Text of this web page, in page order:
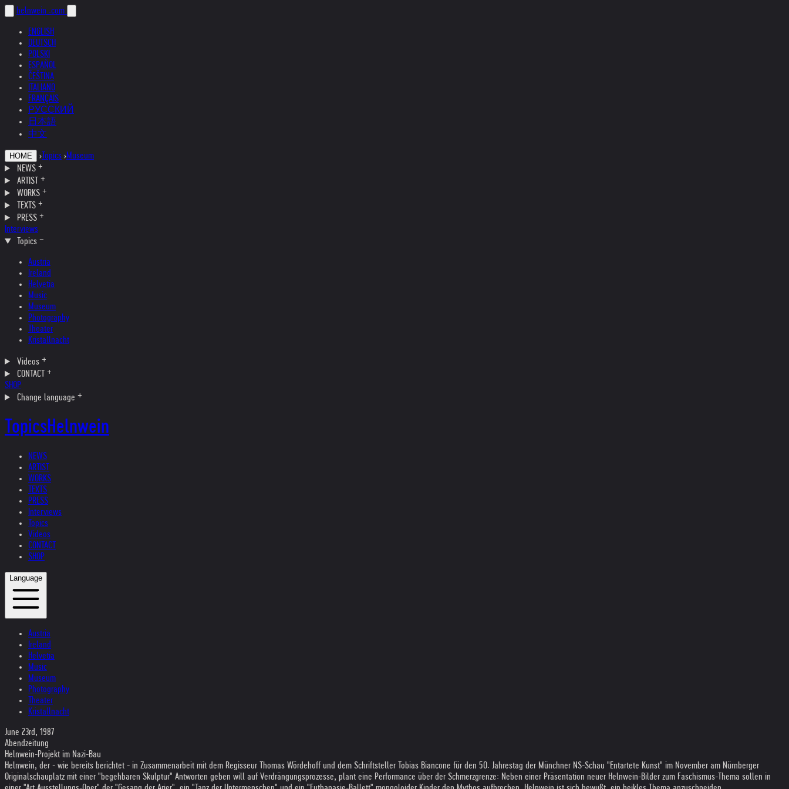
helnwein .com
ENGLISH
DEUTSCH
POLSKI
ESPAÑOL
ČEŠTINA
ITALIANO
FRANÇAIS
РУССКИЙ
日本語
中文
HOME › Topics ›Museum
NEWS
ARTIST
WORKS
TEXTS
PRESS
Interviews
Topics
Austria
Ireland
Helvetia
Music
Museum
Photography
Theater
Kristallnacht
Videos
CONTACT
SHOP
Change language
TopicsHelnwein
NEWS
ARTIST
WORKS
TEXTS
PRESS
Interviews
Topics
Videos
CONTACT
SHOP
Language
Austria
Ireland
Helvetia
Music
Museum
Photography
Theater
Kristallnacht
June 23rd, 1987
Abendzeitung
Helnwein-Projekt im Nazi-Bau
Helnwein, der - wie bereits berichtet - in Zusammenarbeit mit dem Regisseur Thomas Wördehoff und dem Schriftsteller Tobias Biancone für den 50. Jahrestag der Münchner NS-Schau "Entartete Kunst" im November am Nürnberger
Originalschauplatz mit einer "begehbaren Skulptur" Antworten geben will auf Verdrängungsprozesse, plant eine Performance über der Schmerzgrenze: Neben einer Präsentation neuer Helnwein-Bilder zum Faschismus-Thema sollen in